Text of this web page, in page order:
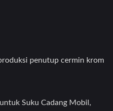
penutup cermin krom
Suku Cadang Mobil,